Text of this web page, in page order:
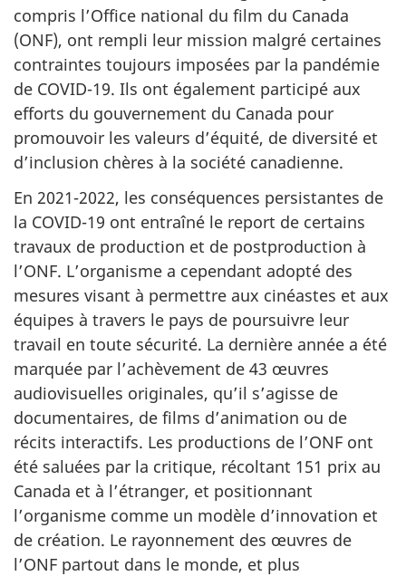
compris l’Office national du film du Canada
(ONF), ont rempli leur mission malgré certaines
contraintes toujours imposées par la pandémie
de COVID-19. Ils ont également participé aux
efforts du gouvernement du Canada pour
promouvoir les valeurs d’équité, de diversité et
d’inclusion chères à la société canadienne.
En 2021-2022, les conséquences persistantes de
la COVID-19 ont entraîné le report de certains
travaux de production et de postproduction à
l’ONF. L’organisme a cependant adopté des
mesures visant à permettre aux cinéastes et aux
équipes à travers le pays de poursuivre leur
travail en toute sécurité. La dernière année a été
marquée par l’achèvement de 43 œuvres
audiovisuelles originales, qu’il s’agisse de
documentaires, de films d’animation ou de
récits interactifs. Les productions de l’ONF ont
été saluées par la critique, récoltant 151 prix au
Canada et à l’étranger, et positionnant
l’organisme comme un modèle d’innovation et
de création. Le rayonnement des œuvres de
l’ONF partout dans le monde, et plus